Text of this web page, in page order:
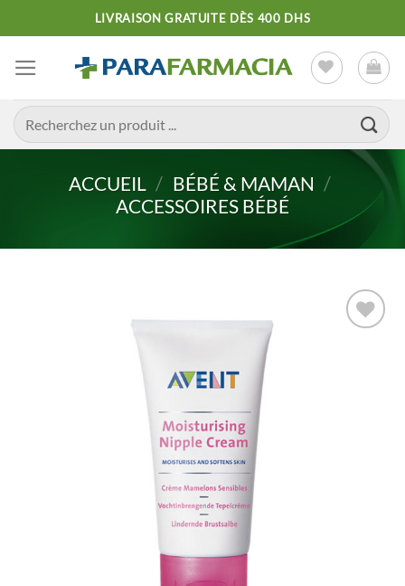
au
contenu
LIVRAISON GRATUITE DÈS 400 DHS
Recherche
pour :
ACCUEIL / BÉBÉ & MAMAN /
ACCESSOIRES BÉBÉ